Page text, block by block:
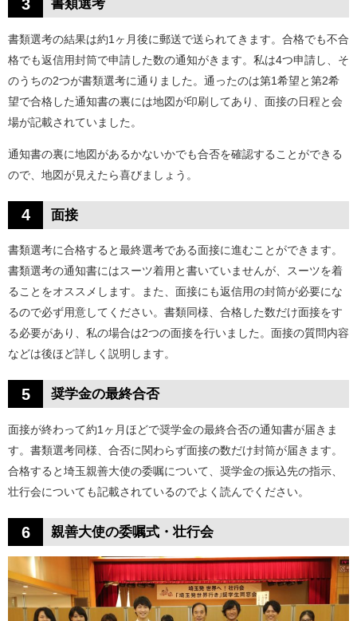
3 書類選考
書類選考の結果は約1ヶ月後に郵送で送られてきます。合格でも不合
格でも返信用封筒で申請した数の通知がきます。私は4つ申請し、そ
のうちの2つが書類選考に通りました。通ったのは第1希望と第2希
望で合格した通知書の裏には地図が印刷してあり、面接の日程と会
場が記載されていました。
通知書の裏に地図があるかないかでも合否を確認することができる
ので、地図が見えたら喜びましょう。
4 面接
書類選考に合格すると最終選考である面接に進むことができます。
書類選考の通知書にはスーツ着用と書いていませんが、スーツを着
ることをオススメします。また、面接にも返信用の封筒が必要にな
るので必ず用意してください。書類同様、合格した数だけ面接をす
る必要があり、私の場合は2つの面接を行いました。面接の質問内容
などは後ほど詳しく説明します。
5 奨学金の最終合否
面接が終わって約1ヶ月ほどで奨学金の最終合否の通知書が届きま
す。書類選考同様、合否に関わらず面接の数だけ封筒が届きます。
合格すると埼玉親善大使の委嘱について、奨学金の振込先の指示、
壮行会についても記載されているのでよく読んでください。
6 親善大使の委嘱式・壮行会